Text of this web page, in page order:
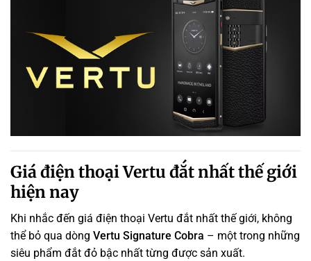
Giá điện thoại Vertu đắt nhất thế giới
hiện nay
Khi nhắc đến giá điện thoại Vertu đắt nhất thế giới, không
thể bỏ qua dòng Vertu Signature Cobra – một trong những
siêu phẩm đắt đỏ bậc nhất từng được sản xuất.